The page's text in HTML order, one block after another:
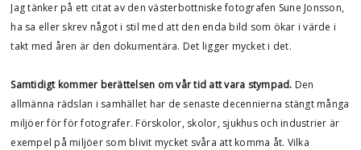
Jag tänker på ett citat av den västerbottniske fotografen Sune Jonsson,
ha sa eller skrev något i stil med att den enda bild som ökar i värde i
takt med åren är den dokumentära. Det ligger mycket i det.
Samtidigt kommer berättelsen om vår tid att vara stympad. Den
allmänna rädslan i samhället har de senaste decennierna stängt många
miljöer för för fotografer. Förskolor, skolor, sjukhus och industrier är
exempel på miljöer som blivit mycket svåra att komma åt. Vilka